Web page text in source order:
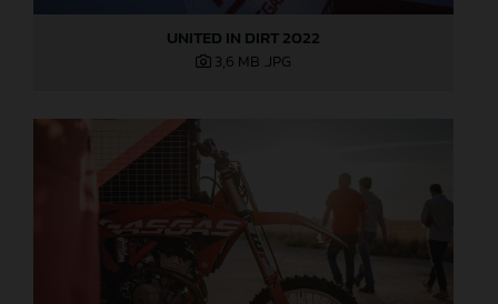
UNITED IN DIRT 2022
3,6 MB .JPG